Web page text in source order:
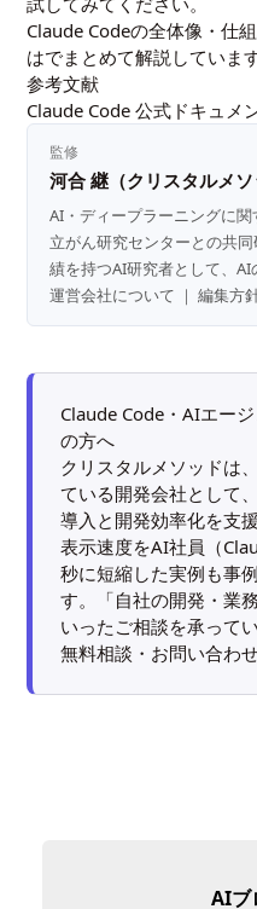
Claude Codeの全体像・仕
はでまとめて解説しています
参考文献
Claude Code 公式ドキュ
監修
河合 継（クリスタルメ
AI・ディープラーニングに
立がん研究センターとの共
績を持つAI研究者として、AI
運営会社について ｜編集方
Claude Code・AIエー
の方へ
クリスタルメソッドは
ている開発会社として
導入と開発効率化を支
表示速度をAI社員（
秒に短縮した実例も事
す。「自社の開発・業
いったご相談を承ってい
無料相談・お問い合わせ
AIブ